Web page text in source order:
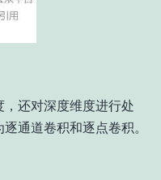
还对深度维度进行处
通道卷积和逐点卷积。